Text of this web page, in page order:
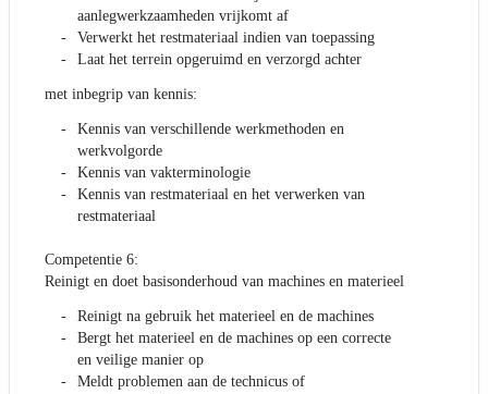
aanlegwerkzaamheden vrijkomt af
Verwerkt het restmateriaal indien van toepassing
Laat het terrein opgeruimd en verzorgd achter
met inbegrip van kennis:
Kennis van verschillende werkmethoden en
werkvolgorde
Kennis van vakterminologie
Kennis van restmateriaal en het verwerken van
restmateriaal
Competentie 6:
Reinigt en doet basisonderhoud van machines en materieel
Reinigt na gebruik het materieel en de machines
Bergt het materieel en de machines op een correcte
en veilige manier op
Meldt problemen aan de technicus of